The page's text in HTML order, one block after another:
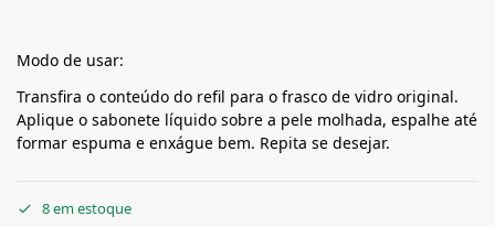
Modo de usar:
Transfira o conteúdo do refil para o frasco de vidro original.
Aplique o sabonete líquido sobre a pele molhada, espalhe até
formar espuma e enxágue bem. Repita se desejar.
8 em estoque